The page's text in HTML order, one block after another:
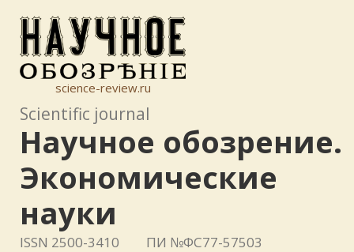
science-review.ru
Scientific journal
Научное обозрение.
Экономические
науки
ISSN 2500-3410 ПИ №ФС77-57503